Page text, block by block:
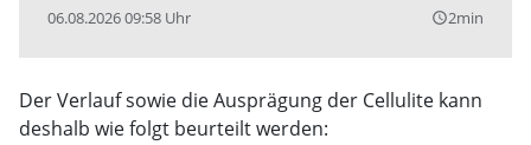
06.08.2026 09:58 Uhr query_builder2min
Der Verlauf sowie die Ausprägung der Cellulite kann
deshalb wie folgt beurteilt werden: